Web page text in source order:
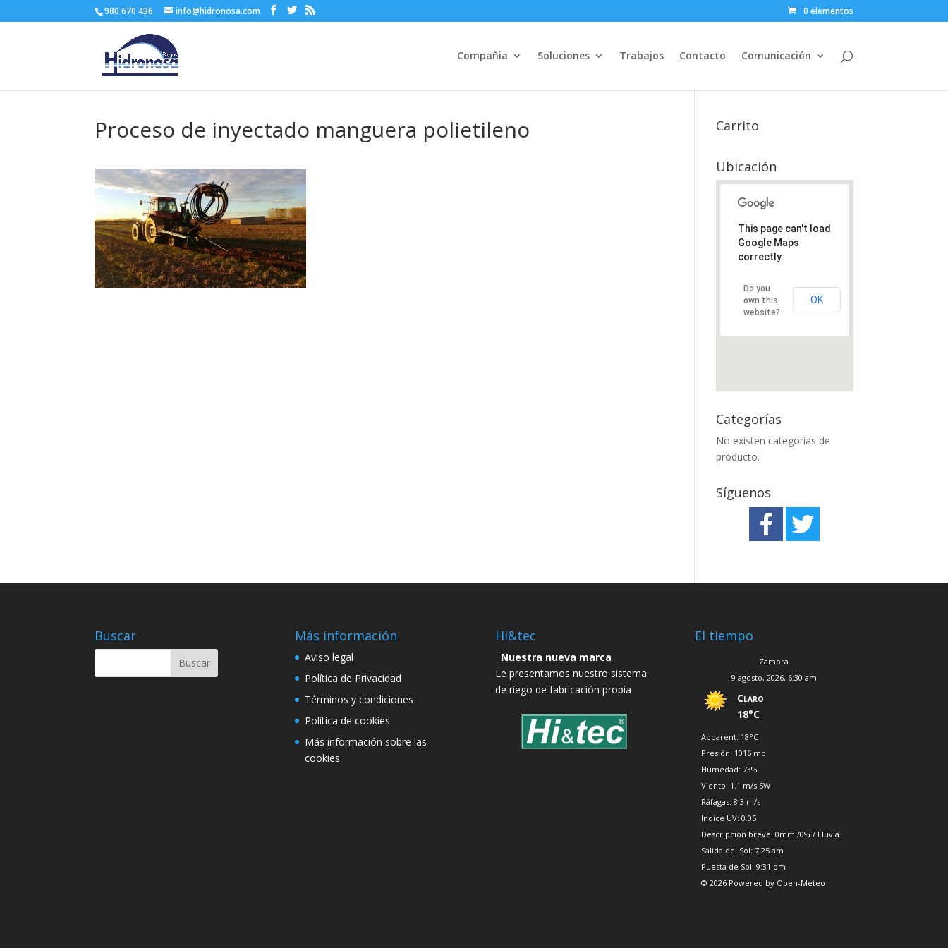
980 670 436 info@hidronosa.com 0 elementos
Compañia Soluciones Trabajos Contacto Comunicación
Proceso de inyectado manguera polietileno Carrito
Ubicación
This page can't load
Google Maps
correctly.
Do you
own this
website?
OK
Categorías
No existen categorías de
producto.
Síguenos
Buscar Más información
Aviso legal
Política de Privacidad
Términos y condiciones
Política de cookies
Más información sobre las
cookies
Hi&tec
Nuestra nueva marca
Le presentamos nuestro sistema
de riego de fabricación propia
El tiempo
Zamora
9 agosto, 2026, 6:30 am
Claro
18°C
Apparent: 18°C
Presión: 1016 mb
Humedad: 73%
Viento: 1.1 m/s SW
Ráfagas: 8.3 m/s
Indice UV: 0.05
Descripción breve:0mm /0% / Lluvia
Salida del Sol: 7:25 am
Puesta de Sol: 9:31 pm
© 2026 Powered by Open-Meteo